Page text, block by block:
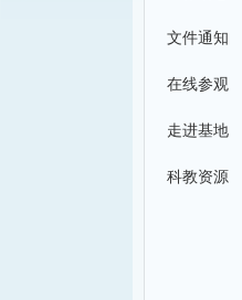
文件通知
在线参观
走进基地
科教资源